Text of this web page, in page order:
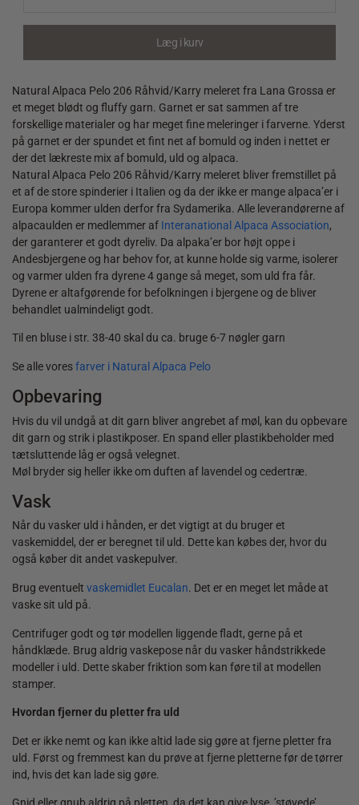
Læg i kurv
Natural Alpaca Pelo 206 Råhvid/Karry meleret fra Lana Grossa er
et meget blødt og fluffy garn. Garnet er sat sammen af tre
forskellige materialer og har meget fine meleringer i farverne. Yderst
på garnet er der spundet et fint net af bomuld og inden i nettet er
der det lækreste mix af bomuld, uld og alpaca.
Natural Alpaca Pelo 206 Råhvid/Karry meleret bliver fremstillet på
et af de store spinderier i Italien og da der ikke er mange alpaca’er i
Europa kommer ulden derfor fra Sydamerika. Alle leverandørerne af
alpacaulden er medlemmer af Interanational Alpaca Association,
der garanterer et godt dyreliv. Da alpaka’er bor højt oppe i
Andesbjergene og har behov for, at kunne holde sig varme, isolerer
og varmer ulden fra dyrene 4 gange så meget, som uld fra får.
Dyrene er altafgørende for befolkningen i bjergene og de bliver
behandlet ualmindeligt godt.
Til en bluse i str. 38-40 skal du ca. bruge 6-7 nøgler garn
Se alle voresfarver i Natural Alpaca Pelo
Opbevaring
Hvis du vil undgå at dit garn bliver angrebet af møl, kan du opbevare
dit garn og strik i plastikposer. En spand eller plastikbeholder med
tætsluttende låg er også velegnet.
Møl bryder sig heller ikke om duften af lavendel og cedertræ.
Vask
Når du vasker uld i hånden, er det vigtigt at du bruger et
vaskemiddel, der er beregnet til uld. Dette kan købes der, hvor du
også køber dit andet vaskepulver.
Brug eventuelt vaskemidlet Eucalan. Det er en meget let måde at
vaske sit uld på.
Centrifuger godt og tør modellen liggende fladt, gerne på et
håndklæde. Brug aldrig vaskepose når du vasker håndstrikkede
modeller i uld. Dette skaber friktion som kan føre til at modellen
stamper.
Hvordan fjerner du pletter fra uld
Det er ikke nemt og kan ikke altid lade sig gøre at fjerne pletter fra
uld. Først og fremmest kan du prøve at fjerne pletterne før de tørrer
ind, hvis det kan lade sig gøre.